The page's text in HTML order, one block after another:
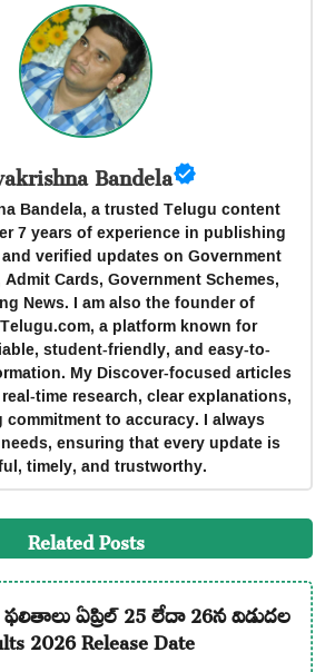
Bandela
Bandela, a trusted Telugu content
7 years of experience in publishing
verified updates on Government
Cards, Government Schemes,
News. I am also the founder of
a platform known for
student-friendly, and easy-to-
My Discover-focused articles
time research, clear explanations,
to accuracy. I always
ensuring that every update is
timely, and trustworthy.
Related Posts
ఏప్రిల్ 25 లేదా 26న విడుదల
2026 Release Date